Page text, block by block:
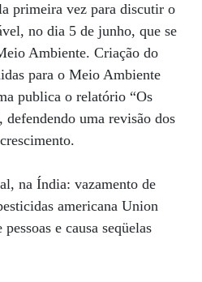
primeira vez para discutir o
no dia 5 de junho, que se
Ambiente. Criação do
para o Meio Ambiente
publica o relatório “Os
uma revisão dos
na Índia: vazamento de
americana Union
e causa seqüelas